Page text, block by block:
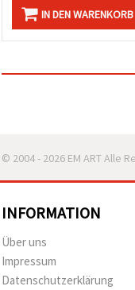
IN DEN WARENKORB
© 2004 - 2026 EM ART Alle
INFORMATION
Über uns
Impressum
Datenschutzerklärung